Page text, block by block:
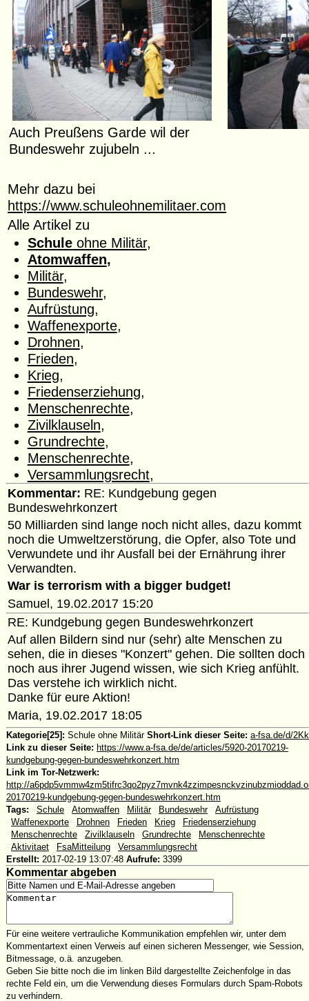
Auch Preußens Garde wil der
Bundeswehr zujubeln ...
Mehr dazu bei
https://www.schuleohnemilitaer.com
Alle Artikel zu
Schuleohne Militär,
Atomwaffen,
Militär,
Bundeswehr,
Aufrüstung,
Waffenexporte,
Drohnen,
Frieden,
Krieg,
Friedenserziehung,
Menschenrechte,
Zivilklauseln,
Grundrechte,
Menschenrechte,
Versammlungsrecht,
Kommentar: RE: Kundgebung gegen
Bundeswehrkonzert
50 Milliarden sind lange noch nicht alles, dazu kommt
noch die Umweltzerstörung, die Opfer, also Tote und
Verwundete und ihr Ausfall bei der Ernährung ihrer
Verwandten.
War is terrorism with a bigger budget!
Samuel, 19.02.2017 15:20
RE: Kundgebung gegen Bundeswehrkonzert
Auf allen Bildern sind nur (sehr) alte Menschen zu
sehen, die in dieses "Konzert" gehen. Die sollten doch
noch aus ihrer Jugend wissen, wie sich Krieg anfühlt.
Das verstehe ich wirklich nicht.
Danke für eure Aktion!
Maria, 19.02.2017 18:05
Kategorie[25]: Schule ohne Militär Short-Link dieser Seite: a-fsa.de/d/2Kk
Link zu dieser Seite: https://www.a-fsa.de/de/articles/5920-20170219-
kundgebung-gegen-bundeswehrkonzert.htm
Link im Tor-Netzwerk:
http://
20170219-kundgebung-gegen-bundeswehrkonzert.htm
Tags:
Schule Atomwaffen Militär Bundeswehr
Aufrüstung
Waffenexporte Drohnen Frieden Krieg
Friedenserziehung
Menschenrechte Zivilklauseln Grundrechte
Menschenrechte
Aktivitaet FsaMitteilung
Versammlungsrecht
Erstellt: 2017-02-19 13:07:48 Aufrufe: 3399
Kommentar abgeben
Für eine weitere vertrauliche Kommunikation empfehlen wir, unter dem
Kommentartext einen Verweis auf einen sicheren Messenger, wie Session,
Bitmessage, o.ä. anzugeben.
Geben Sie bitte noch die im linken Bild dargestellte Zeichenfolge in das
rechte Feld ein, um die Verwendung dieses Formulars durch Spam-Robots
zu verhindern.